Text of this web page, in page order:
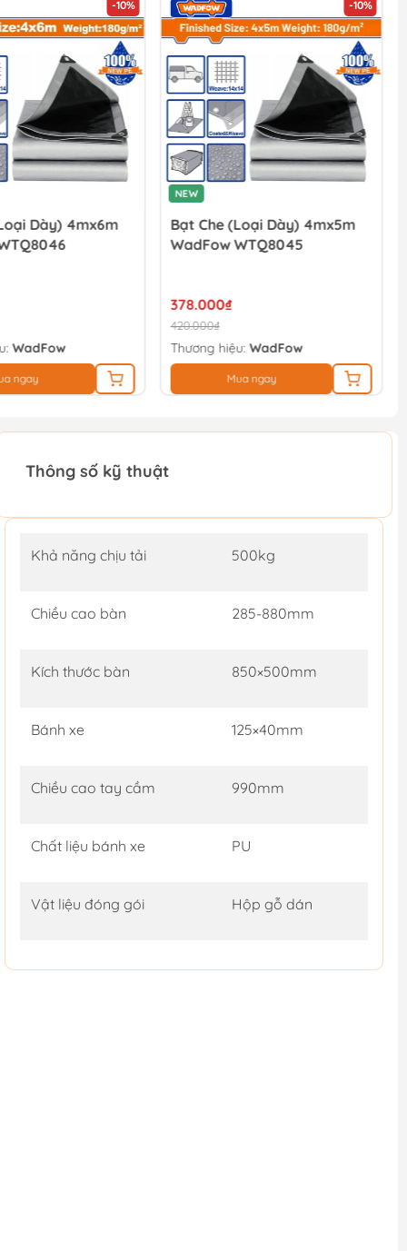
-10%
Dày) 4mx6m
WadFow
ngay
-10%
NEW
Bạt Che (loại Dày) 4mx5m
WadFow WTQ8045
378.000₫
420.000₫
Thương hiệu:WadFow
Mua ngay
Thông số kỹ thuật
Khả năng chịu tải 500kg
Chiều cao bàn 285-880mm
Kích thước bàn 850×500mm
Bánh xe 125×40mm
Chiều cao tay cầm 990mm
Chất liệu bánh xe PU
Vật liệu đóng gói Hộp gỗ dán